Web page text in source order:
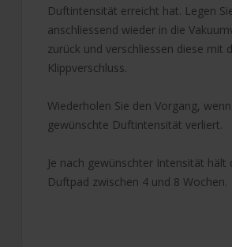
Duftintensität erreicht hat. Legen
anschliessend wieder in die
zurück und verschliessen diese mit
Klippverschluss.
Wiederholen Sie den Vorgang,
gewünschte Duftintensität verliert.
Je nach gewünschter Intensität hält
Duftpad zwischen 4 und 8 Wochen.